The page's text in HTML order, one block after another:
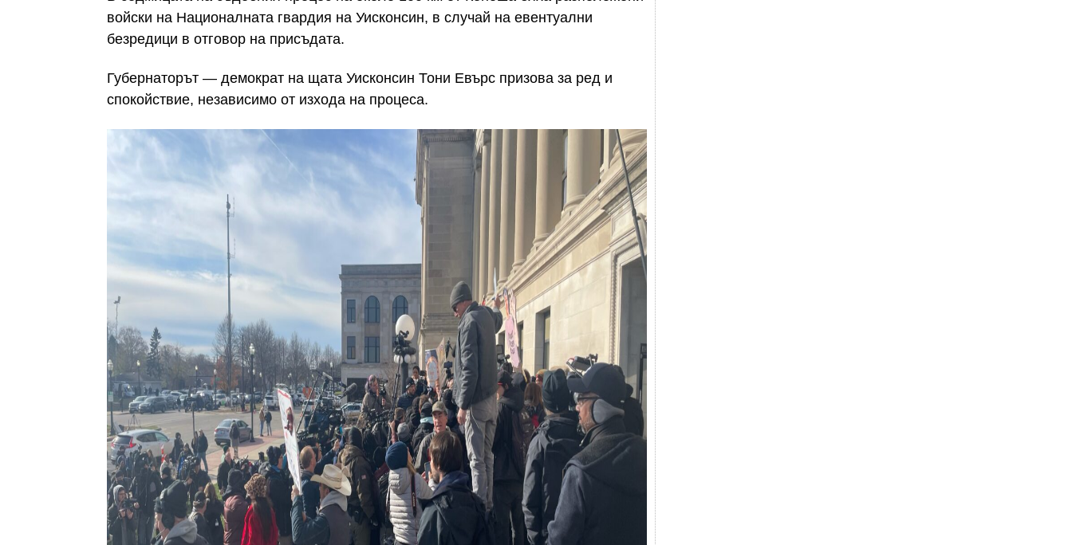
войски на Националната гвардия на Уисконсин, в случай на евентуални
безредици в отговор на присъдата.
Губернаторът — демократ на щата Уисконсин Тони Евърс призова за ред и
спокойствие, независимо от изхода на процеса.